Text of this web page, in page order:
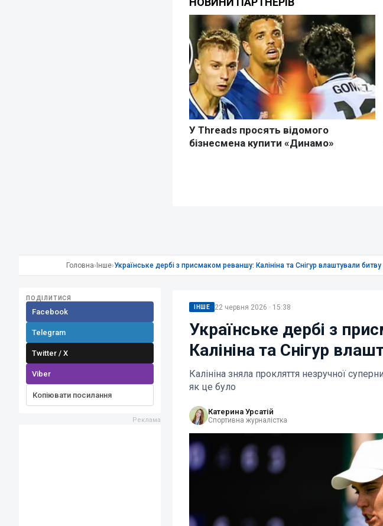
Головна› Інше›Українське дербі з присмаком реваншу: Калініна та Снігур влаштували битву
ПОДІЛИТИСЯ
Facebook
Telegram
Twitter / X
Viber
Копіювати посилання
ІНШЕ 22 червня 2026 · 15:38
Українське дербі з
Калініна та Снігур
Калініна зняла прокляття незручної
як це було
Катерина Урсатій
Спортивна журналістка